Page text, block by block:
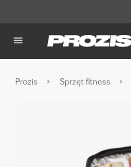
Prozis Sprzęt fitness